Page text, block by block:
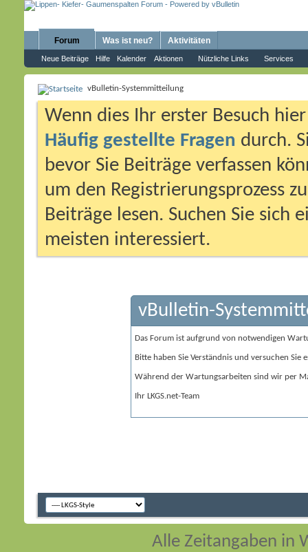
Forum
Neue Beiträge Hilfe Kalender Aktionen Nützliche Links Services
Was ist neu? Aktivitäten
vBulletin-Systemmitteilung
Wenn dies Ihr erster Besuch
Häufig gestellte Fragen durch.
bevor Sie Beiträge verfassen
um den Registrierungsprozess
Beiträge lesen. Suchen Sie sich
meisten interessiert.
vBulletin-
Das Forum ist aufgrund von notwendigen
Bitte haben Sie Verständnis und versuchen Sie
Während der Wartungsarbeiten sind wir per
Ihr LKGS.net-Team
Alle Zeitangaben in